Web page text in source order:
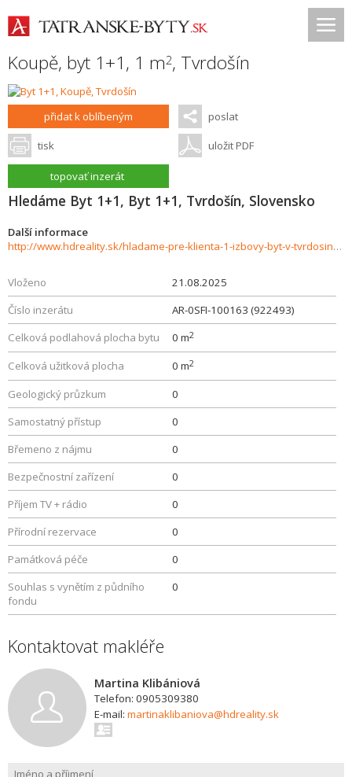
Koupě, byt 1+1, 1 m2, Tvrdošín
přidat k oblíbeným poslat
tisk uložit PDF
topovať inzerát
Hledáme Byt 1+1, Byt 1+1, Tvrdošín, Slovensko
Další informace
http://www.hdreality.sk/hladame-pre-klienta-1-izbovy-byt-v-tvrdosine-927073
Vloženo
21.08.2025
Číslo inzerátu
AR-0SFI-100163 (922493)
Celková podlahová plocha bytu
0 m2
Celková užitková plocha 0 m2
Geologický průzkum
0
Samostatný přístup
0
Břemeno z nájmu
0
Bezpečnostní zařízení
0
Příjem TV + rádio
0
Přírodní rezervace
0
Památková péče
0
Souhlas s vynětím z půdního
fondu
0
Kontaktovat makléře
Martina Klibániová
Telefon: 0905309380
E-mail: martinaklibaniova@hdreality.sk